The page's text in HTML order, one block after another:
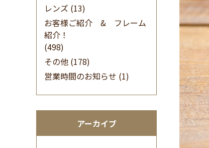
レンズ (13)
お客様ご紹介 & フレーム
紹介！
(498)
その他 (178)
営業時間のお知らせ (1)
アーカイブ